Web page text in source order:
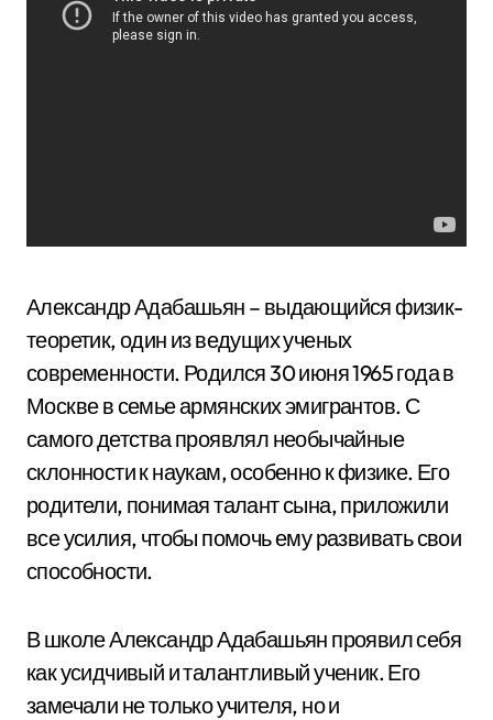
Александр Адабашьян – выдающийся физик-
теоретик, один из ведущих ученых
современности. Родился 30 июня 1965 года в
Москве в семье армянских эмигрантов. С
самого детства проявлял необычайные
склонности к наукам, особенно к физике. Его
родители, понимая талант сына, приложили
все усилия, чтобы помочь ему развивать свои
способности.
В школе Александр Адабашьян проявил себя
как усидчивый и талантливый ученик. Его
замечали не только учителя, но и